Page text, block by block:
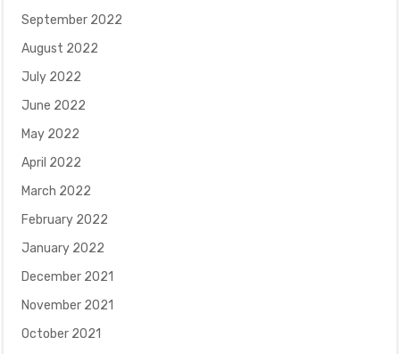
September 2022
August 2022
July 2022
June 2022
May 2022
April 2022
March 2022
February 2022
January 2022
December 2021
November 2021
October 2021